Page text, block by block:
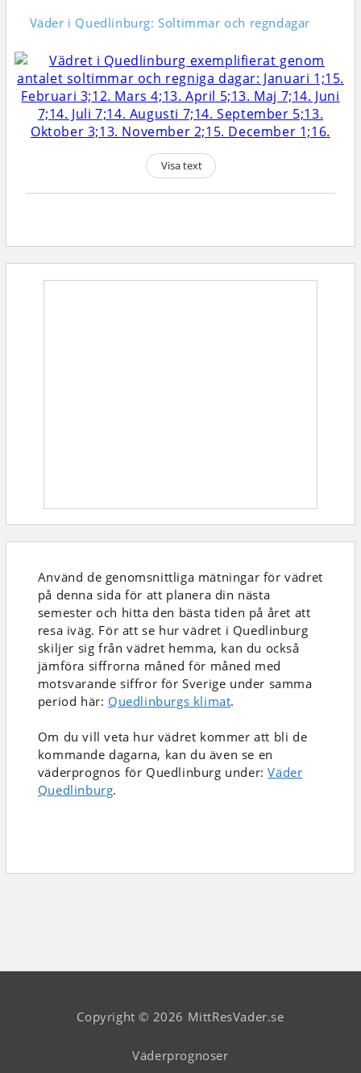
Väder i Quedlinburg: Soltimmar och regndagar
Visa text
Använd de genomsnittliga mätningar för vädret
på denna sida för att planera din nästa
semester och hitta den bästa tiden på året att
resa iväg. För att se hur vädret i Quedlinburg
skiljer sig från vädret hemma, kan du också
jämföra siffrorna måned för måned med
motsvarande siffror för Sverige under samma
period här: Quedlinburgs klimat.
Om du vill veta hur vädret kommer att bli de
kommande dagarna, kan du även se en
väderprognos för Quedlinburg under:Väder
Quedlinburg.
Copyright © 2026 MittResVader.se
Väderprognoser